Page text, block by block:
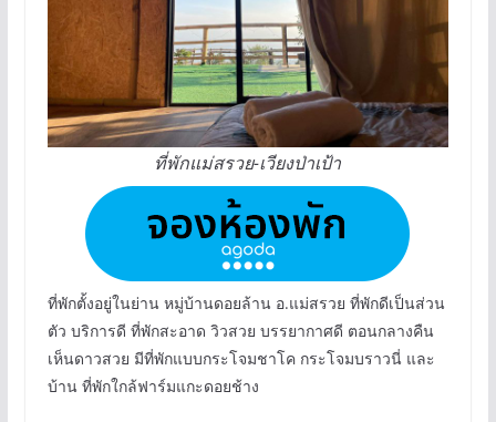
ที่พักแม่สรวย-เวียงป่าเป้า
ที่พักตั้งอยู่ในย่าน หมู่บ้านดอยล้าน อ.แม่สรวย ที่พักดีเป็นส่วน
ตัว บริการดี ที่พักสะอาด วิวสวย บรรยากาศดี ตอนกลางคืน
เห็นดาวสวย มีที่พักแบบกระโจมชาโค กระโจมบราวนี่ และ
บ้าน ที่พักใกล้ฟาร์มแกะดอยช้าง